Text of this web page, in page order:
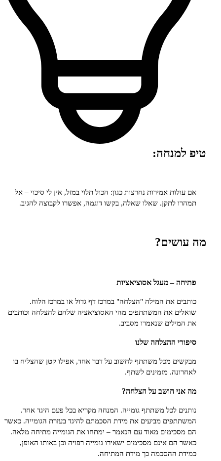
אמירות נחרצות כגון: הכול תלוי במזל, אין לי סיכוי – אל
לתקן. שאלו שאלה, בקשו דוגמה, אפשרו לקבוצה להגיב.
– מעגל אסוציאציות
את המילה "הצלחה" במרכז דף גדול או במרכז הלוח.
את המשתתפים מהי האסוציאציה שלהם להצלחה וכותבים
שנאמרו מסביב.
ההצלחה שלנו
מכל משתתף לחשוב על דבר אחד, אפילו קטן שהצליח בו
מזמינים לשתף.
חושב על הצלחה?
לכל משתתף גומייה. המנחה מקריא בכל פעם היגד אחר.
מביעים את מידת הסכמתם להיגד בעזרת הגומייה. כאשר
מאוד עם הנאמר – ימתחו את הגומייה מתיחה מלאה.
הם אינם מסכימים ישאירו גומייה רפויה וכן באותו האופן,
ההסכמה כך מידת המתיחה.